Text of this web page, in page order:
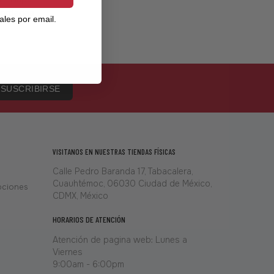
SUSCRIBIRSE
VISITANOS EN NUESTRAS TIENDAS FÍSICAS
Calle Pedro Baranda 17, Tabacalera,
Cuauhtémoc, 06030 Ciudad de México,
CDMX, México
HORARIOS DE ATENCIÓN
Atención de pagina web: Lunes a
Viernes
9:00am - 6:00pm
por email.